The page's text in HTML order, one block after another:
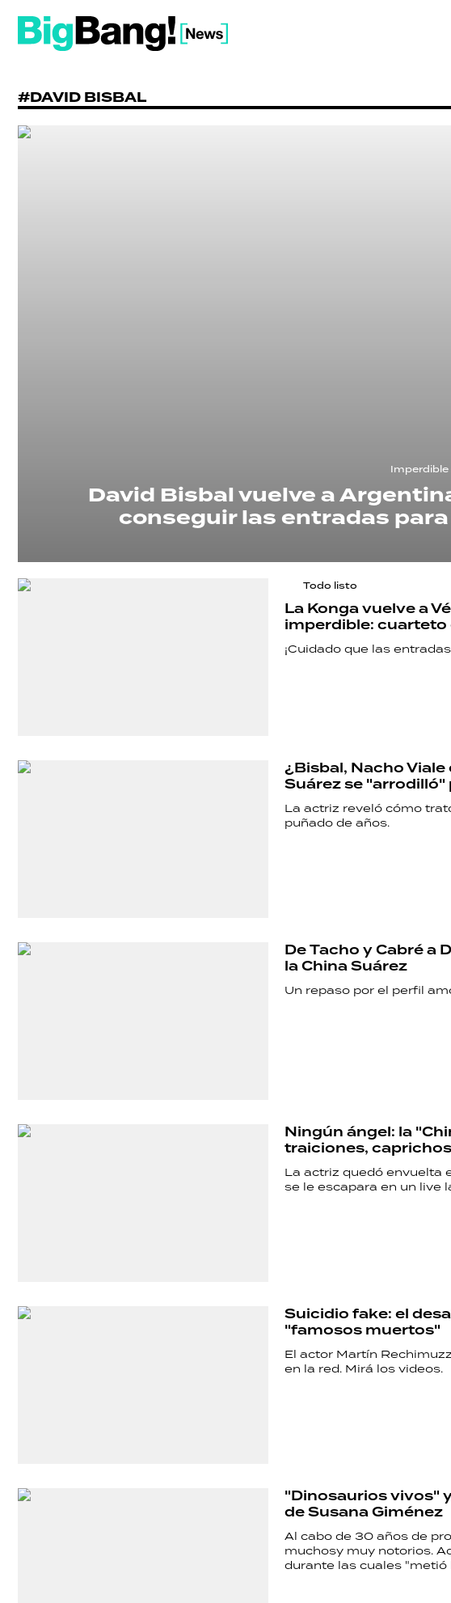
#DAVID BISBAL
Imperdible
David Bisbal vuelve a
conseguir las entradas
Todo listo
La Konga vuelve a
imperdible: cuarteto
¡Cuidado que las
¿Bisbal, Nacho
Suárez se "arrodilló"
La actriz reveló cómo
puñado de años.
De Tacho y Cabré a
la China Suárez
Un repaso por el perfil
Ningún ángel: la
traiciones,
La actriz quedó envuelta
se le escapara en un live
Suicidio fake: el
"famosos muertos"
El actor Martín
en la red. Mirá los videos.
"Dinosaurios vivos"
de Susana Giménez
Al cabo de 30 años de
muchosy muy notorios.
durante las cuales "metió
ACTUALIDAD
POLICIALES